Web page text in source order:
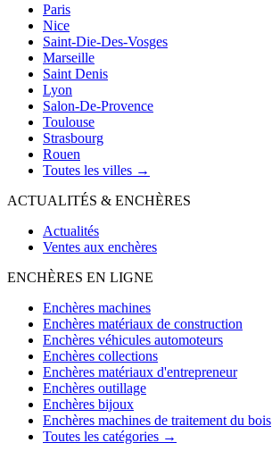
Paris
Nice
Saint-Die-Des-Vosges
Marseille
Saint Denis
Lyon
Salon-De-Provence
Toulouse
Strasbourg
Rouen
Toutes les villes →
ACTUALITÉS & ENCHÈRES
Actualités
Ventes aux enchères
ENCHÈRES EN LIGNE
Enchères machines
Enchères matériaux de construction
Enchères véhicules automoteurs
Enchères collections
Enchères matériaux d'entrepreneur
Enchères outillage
Enchères bijoux
Enchères machines de traitement du bois
Toutes les catégories →